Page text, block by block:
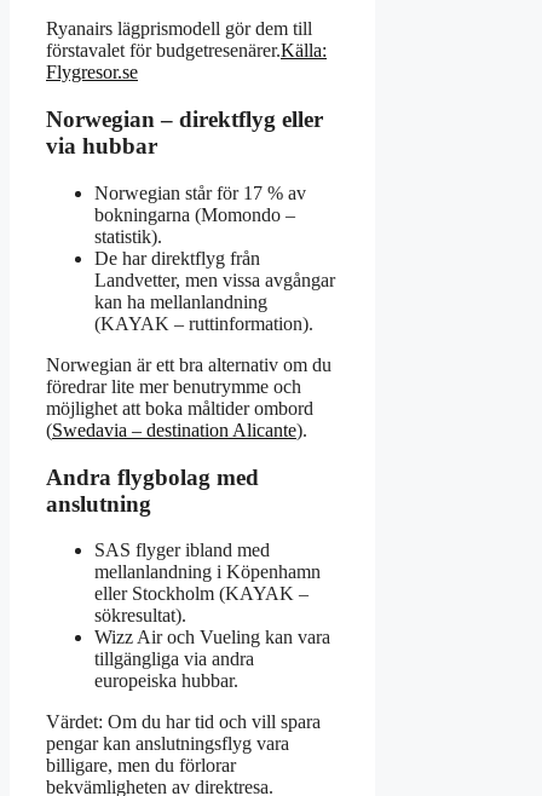
Ryanairs lägprismodell gör dem till
förstavalet för budgetresenärer.Källa:
Flygresor.se
Norwegian – direktflyg eller
via hubbar
Norwegian står för 17 % av
bokningarna (Momondo –
statistik).
De har direktflyg från
Landvetter, men vissa avgångar
kan ha mellanlandning
(KAYAK – ruttinformation).
Norwegian är ett bra alternativ om du
föredrar lite mer benutrymme och
möjlighet att boka måltider ombord
(Swedavia – destination Alicante).
Andra flygbolag med
anslutning
SAS flyger ibland med
mellanlandning i Köpenhamn
eller Stockholm (KAYAK –
sökresultat).
Wizz Air och Vueling kan vara
tillgängliga via andra
europeiska hubbar.
Värdet: Om du har tid och vill spara
pengar kan anslutningsflyg vara
billigare, men du förlorar
bekvämligheten av direktresa.